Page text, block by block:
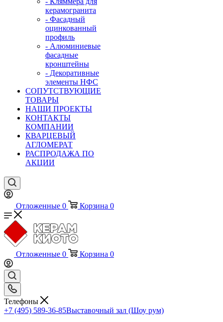
керамогранита
- Фасадный
оцинкованный
профиль
- Алюминиевые
фасадные
кронштейны
- Декоративные
элементы НФС
СОПУТСТВУЮЩИЕ
ТОВАРЫ
НАШИ ПРОЕКТЫ
КОНТАКТЫ
КОМПАНИИ
КВАРЦЕВЫЙ
АГЛОМЕРАТ
РАСПРОДАЖА ПО
АКЦИИ
Отложенные 0 Корзина 0
Отложенные 0 Корзина 0
Телефоны
+7 (495) 589-36-85Выставочный зал (Шоу рум)